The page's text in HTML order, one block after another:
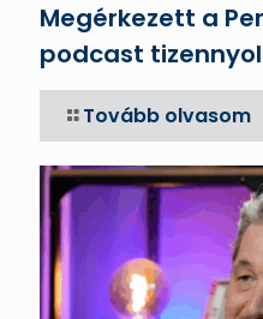
Megérkezett a
podcast
Tovább olvasom